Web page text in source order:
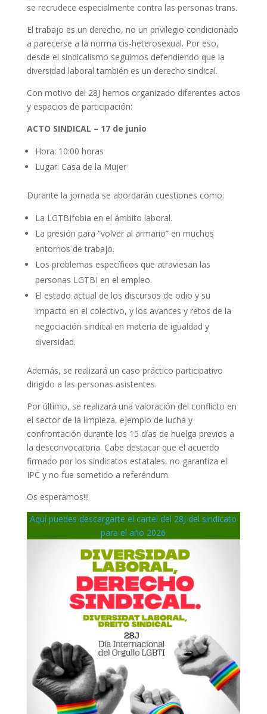
se recrudece especialmente contra las personas trans.
El trabajo es un derecho, no un privilegio condicionado
a parecerse a la norma cis-heterosexual. Por eso,
desde el sindicalismo seguimos defendiendo que la
diversidad laboral también es un derecho sindical.
Con motivo del 28J hemos organizado diferentes actos
y espacios de participación:
ACTO SINDICAL – 17 de junio
Hora: 10:00 horas
Lugar: Casa de la Mujer
Durante la jornada se abordarán cuestiones como:
La LGTBIfobia en el ámbito laboral.
La presión para “volver al armario” en muchos
entornos de trabajo.
Los problemas específicos que atraviesan las
personas LGTBI en el empleo.
El estado actual de los discursos de odio y su
impacto en el colectivo, y los avances y retos de la
negociación sindical en materia de igualdad y
diversidad.
Además, se realizará un caso práctico participativo
dirigido a las personas asistentes.
Por último, se realizará una valoración del conflicto en
el sector de la limpieza, ejemplo de lucha y
confrontación durante los 15 días de huelga previos a
la desconvocatoria. Cabe destacar que el acuerdo
firmado por los sindicatos estatales, no garantiza el
IPC y no fue sometido a referéndum.
Os esperamos!!!
Aquí puedes descargarte el cartel del 28J del sindicato
para el año 2026